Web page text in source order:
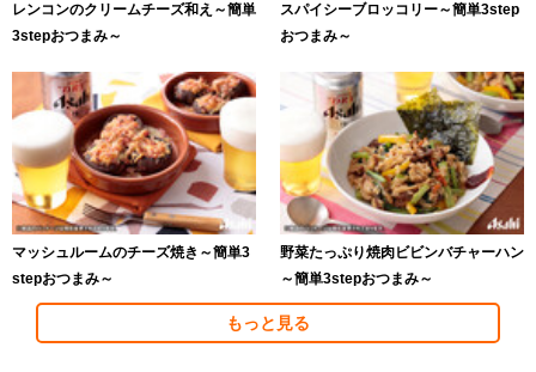
レンコンのクリームチーズ和え～簡単
3stepおつまみ～
スパイシーブロッコリー～簡単3step
おつまみ～
マッシュルームのチーズ焼き～簡単3
stepおつまみ～
野菜たっぷり焼肉ビビンバチャーハン
～簡単3stepおつまみ～
もっと見る